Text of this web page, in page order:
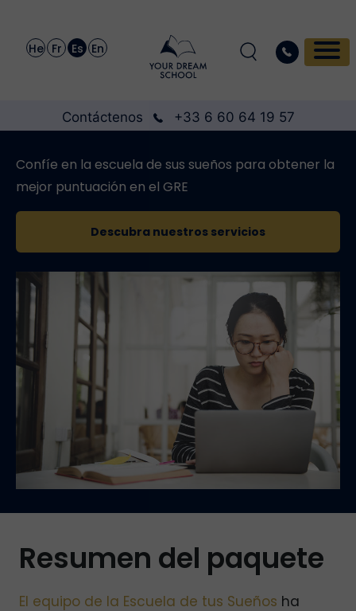
He Fr Es En
Contáctenos +33 6 60 64 19 57
Confíe en la escuela de sus sueños para obtener la
mejor puntuación en el GRE
Descubra nuestros servicios
Resumen del paquete
El equipo de la Escuela de tus Sueños ha